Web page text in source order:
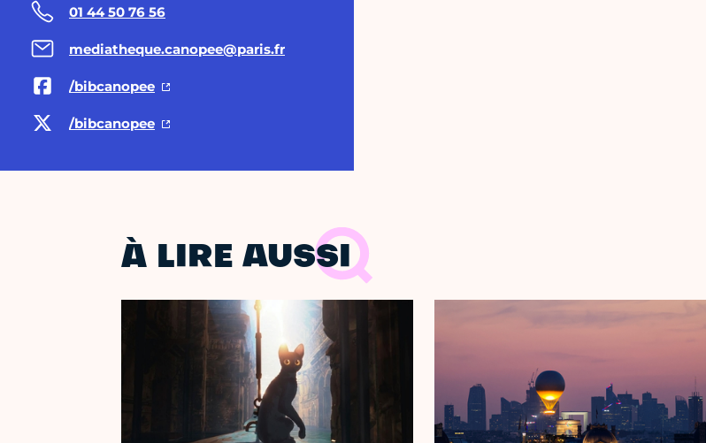
01 44 50 76 56
mediatheque.canopee@paris.fr
/bibcanopee
/bibcanopee
À LIRE AUSSI